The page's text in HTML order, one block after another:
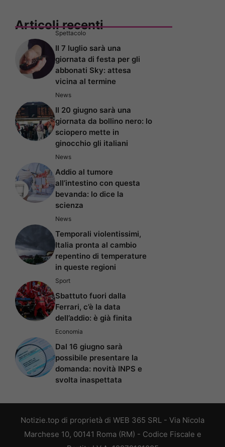
Articoli recenti
Spettacolo
Il 7 luglio sarà una
giornata di festa per gli
abbonati Sky: attesa
vicina al termine
News
Il 20 giugno sarà una
giornata da bollino nero: lo
sciopero mette in
ginocchio gli italiani
News
Addio al tumore
all’intestino con questa
bevanda: lo dice la
scienza
News
Temporali violentissimi,
Italia pronta al cambio
repentino di temperature
in queste regioni
Sport
Sbattuto fuori dalla
Ferrari, c’è la data
dell’addio: è già finita
Economia
Dal 16 giugno sarà
possibile presentare la
domanda: novità INPS e
svolta inaspettata
Notizie.top di proprietà di WEB 365 SRL - Via Nicola
Marchese 10, 00141 Roma (RM) - Codice Fiscale e